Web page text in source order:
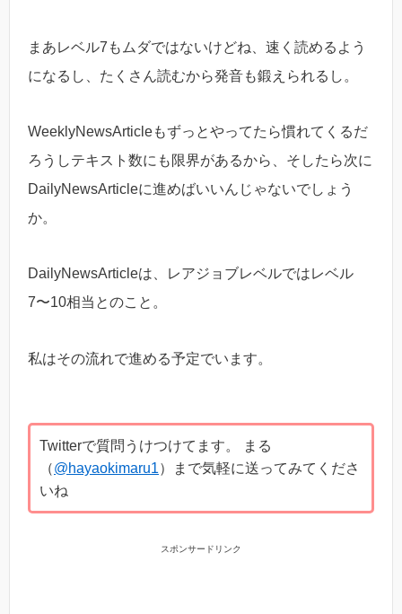
まあレベル7もムダではないけどね、速く読めるよう
になるし、たくさん読むから発音も鍛えられるし。
WeeklyNewsArticleもずっとやってたら慣れてくるだ
ろうしテキスト数にも限界があるから、そしたら次に
DailyNewsArticleに進めばいいんじゃないでしょう
か。
DailyNewsArticleは、レアジョブレベルではレベル
7〜10相当とのこと。
私はその流れで進める予定でいます。
Twitterで質問うけつけてます。 まる
（@hayaokimaru1）まで気軽に送ってみてくださ
いね
スポンサードリンク